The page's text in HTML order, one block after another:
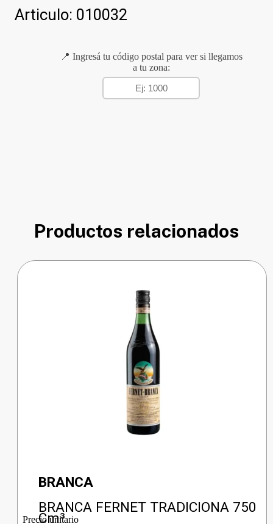
Articulo: 010032
📍 Ingresá tu código postal para ver si llegamos
a tu zona:
Productos relacionados
BRANCA
BRANCA FERNET TRADICIONA 750
Cm³
Precio unitario